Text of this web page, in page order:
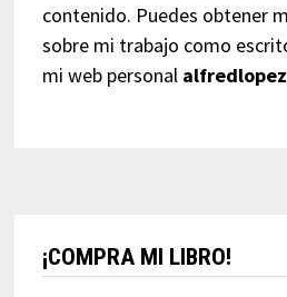
contenido. Puedes obtener
sobre mi trabajo como
mi web personal
¡COMPRA MI LIBRO!